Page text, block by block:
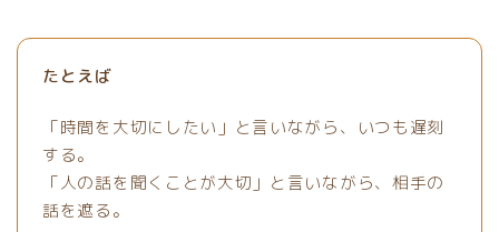
たとえば
「時間を大切にしたい」と言いながら、いつも遅刻
する。
「人の話を聞くことが大切」と言いながら、相手の
話を遮る。